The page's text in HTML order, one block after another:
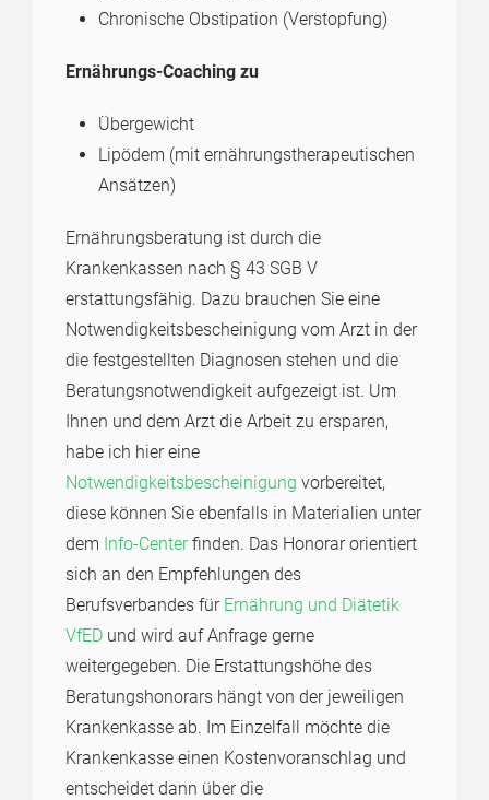
Chronische Obstipation (Verstopfung)
Ernährungs-Coaching zu
Übergewicht
Lipödem (mit ernährungstherapeutischen
Ansätzen)
Er­nährungs­beratung ist durch die
Krankenkassen nach § 43 SGB V
erstattungsfähig. Dazu brauchen Sie eine
Notwendigkeitsbescheinigung vom Arzt in der
die festgestellten Diagnosen stehen und die
Beratungsnotwendigkeit aufgezeigt ist. Um
Ihnen und dem Arzt die Arbeit zu ersparen,
habe ich hier eine
Notwendigkeitsbescheinigung vorbereitet,
diese können Sie ebenfalls in Materialien unter
dem Info-Centerfinden. Das Honorar orientiert
sich an den Empfehlungen des
Berufsverbandes für Ernährung und Diätetik
VfED und wird auf Anfrage gerne
weitergegeben. Die Erstattungshöhe des
Beratungshonorars hängt von der jeweiligen
Krankenkasse ab. Im Einzelfall möchte die
Krankenkasse einen Kostenvoranschlag und
entscheidet dann über die